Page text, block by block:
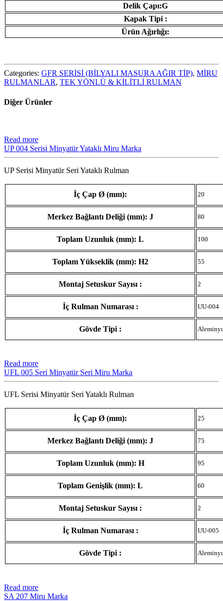
Delik Çapı:G
Kapak Tipi :
Ürün Ağırlığı:
Categories: GFR SERİSİ (BİLYALI MASURA AĞIR TİP), MİRU
RULMANLAR, TEK YÖNLÜ & KİLİTLİ RULMAN
Diğer Ürünler
Read more
UP 004 Serisi Minyatür Yataklı Miru Marka
UP Serisi Minyatür Seri Yataklı Rulman
İç Çap Ø (mm): 20
Merkez Bağlantı Deliği (mm): J 80
Toplam Uzunluk (mm): L 100
Toplam Yükseklik (mm): H2 55
Montaj Setuskur Sayısı : 2
İç Rulman Numarası : UU-004
Gövde Tipi :
Read more
UFL 005 Seri Minyatür Seri Miru Marka
UFL Serisi Minyatür Seri Yataklı Rulman
İç Çap Ø (mm): 25
Merkez Bağlantı Deliği (mm): J 75
Toplam Uzunluk (mm): H 95
Toplam Genişlik (mm): L 60
Montaj Setuskur Sayısı : 2
İç Rulman Numarası : UU-005
Gövde Tipi :
Read more
SA 207 Miru Marka